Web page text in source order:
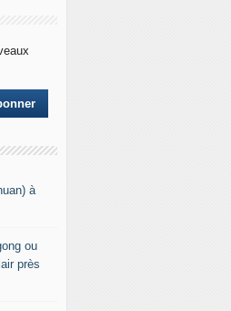
à
ou
près